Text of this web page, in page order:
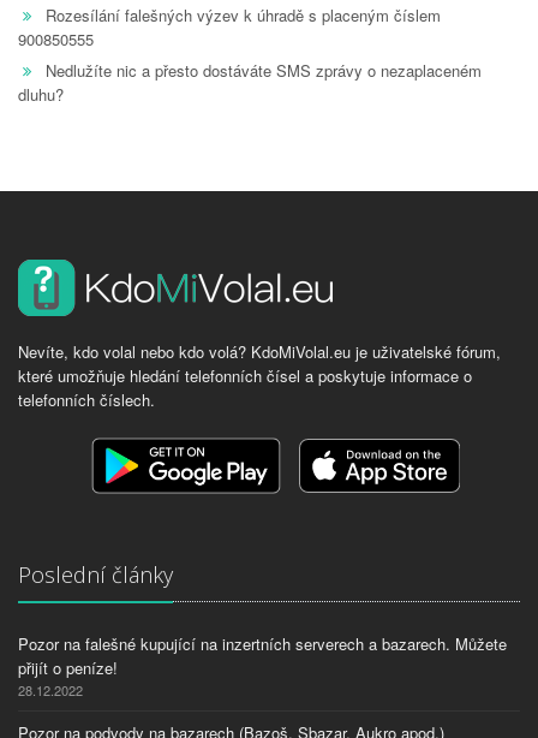
Rozesílání falešných výzev k úhradě s placeným číslem
900850555
Nedlužíte nic a přesto dostáváte SMS zprávy o nezaplaceném
dluhu?
Nevíte, kdo volal nebo kdo volá? KdoMiVolal.eu je uživatelské fórum,
které umožňuje hledání telefonních čísel a poskytuje informace o
telefonních číslech.
Poslední články
Pozor na falešné kupující na inzertních serverech a bazarech. Můžete
přijít o peníze!
28.12.2022
Pozor na podvody na bazarech (Bazoš, Sbazar, Aukro apod.)